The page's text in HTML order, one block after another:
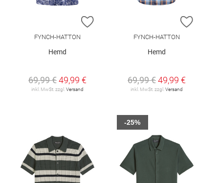
ZUR WUNSCHLISTE HINZUFÜGEN
FYNCH-HATTON
Hemd
69,99 €49,99 €
inkl. MwSt. zzgl. Versand
ZUR
FYNCH-HATTON
Hemd
69,99 €49,99 €
inkl. MwSt. zzgl. Versand
-25%